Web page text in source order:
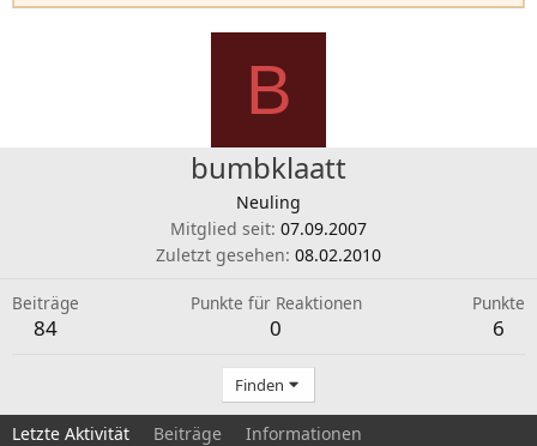
B
bumbklaatt
Neuling
Mitglied seit 07.09.2007
Zuletzt gesehen 08.02.2010
Beiträge
84
Punkte für Reaktionen
0
Punkte
6
Finden
Letzte Aktivität Beiträge Informationen